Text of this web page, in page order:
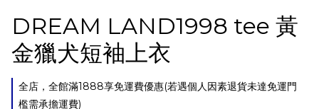
DREAM LAND1998 tee 黃
金獵犬短袖上衣
全店，全館滿1888享免運費優惠(若遇個人因素退貨未達免運門
檻需承擔運費)